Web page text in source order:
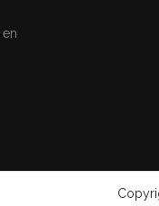
en